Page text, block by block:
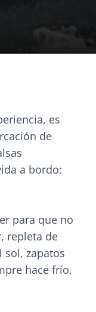
es
de
a bordo:
para que no
repleta de
sol, zapatos
hace frío,